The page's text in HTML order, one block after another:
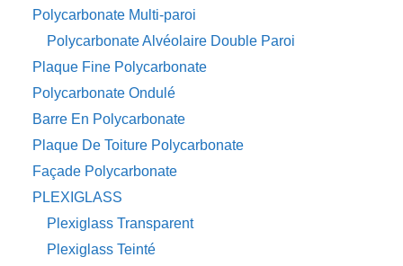
Polycarbonate Multi-paroi
Polycarbonate Alvéolaire Double Paroi
Plaque Fine Polycarbonate
Polycarbonate Ondulé
Barre En Polycarbonate
Plaque De Toiture Polycarbonate
Façade Polycarbonate
PLEXIGLASS
Plexiglass Transparent
Plexiglass Teinté